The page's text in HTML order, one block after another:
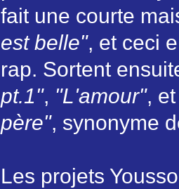
fait une courte
est belle", et ceci
rap. Sortent
pt.1", "L'amour",
père", synonyme
Les projets